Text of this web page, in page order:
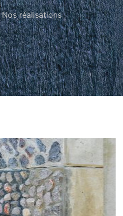
Nos réalisations